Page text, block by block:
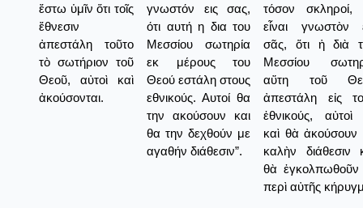
ἔστω ὑμῖν ὅτι τοῖς
ἔθνεσιν
ἀπεστάλη τοῦτο
τὸ σωτήριον τοῦ
Θεοῦ, αὐτοὶ καὶ
ἀκούσονται.
γνωστόν εις σας,
ότι αυτή η δια του
Μεσσίου σωτηρία
εκ μέρους του
Θεού εστάλη στους
εθνικούς. Αυτοί θα
την ακούσουν και
θα την δεχθούν με
αγαθήν διάθεσιν”.
τόσον σκληροί,
εἶναι γνωστὸν
σᾶς, ὅτι ἡ διὰ
Μεσσίου
αὕτη τοῦ
ἀπεστάλη εἰς
ἐθνικούς, αὐτοὶ
καὶ θὰ ἀκούσουν
καλὴν διάθεσιν
θὰ ἐγκολπωθοῦν
περὶ αὐτῆς